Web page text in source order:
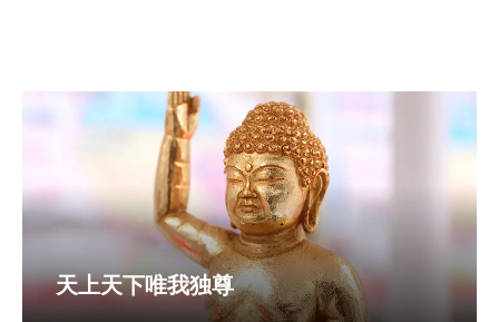
天上天下唯我独尊